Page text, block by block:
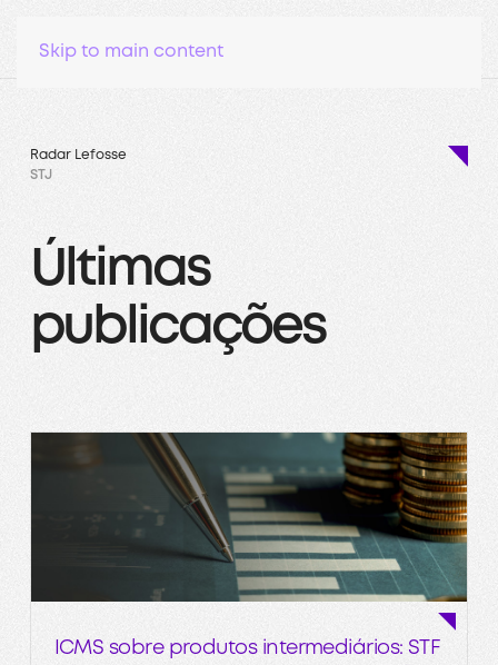
Skip to main content
Radar Lefosse
STJ
Últimas
publicações
ICMS sobre produtos intermediários: STF